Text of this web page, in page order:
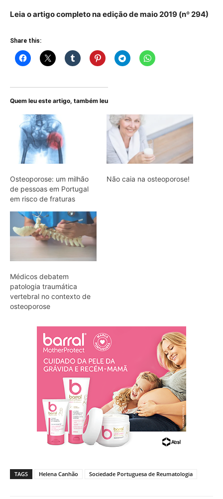
Leia o artigo completo na edição de maio 2019 (nº 294)
Share this:
Quem leu este artigo, também leu
Osteoporose: um milhão
de pessoas em Portugal
em risco de fraturas
Não caia na osteoporose!
Médicos debatem
patologia traumática
vertebral no contexto de
osteoporose
TAGS Helena Canhão Sociedade Portuguesa de Reumatologia